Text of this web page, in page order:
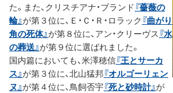
た。また、クリスチアナ・ブランド 『薔薇の
輪』が第３位に、Ｅ・Ｃ・Ｒ・ロラック 『曲がり
角の死体』が第８位に、アン・クリーヴス 『水
の葬送』が第９位に選ばれました。
国内篇においても、米澤穂信『王とサーカ
ス』が第３位に、北山猛邦『オルゴーリェン
ヌ』が第４位に、鳥飼否宇『死と砂時計』が